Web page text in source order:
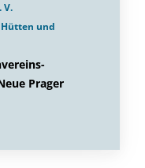
V.
und
Prager